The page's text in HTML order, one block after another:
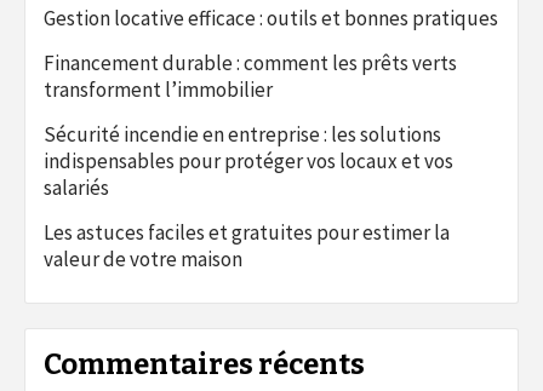
Gestion locative efficace : outils et bonnes pratiques
Financement durable : comment les prêts verts
transforment l’immobilier
Sécurité incendie en entreprise : les solutions
indispensables pour protéger vos locaux et vos
salariés
Les astuces faciles et gratuites pour estimer la
valeur de votre maison
Commentaires récents